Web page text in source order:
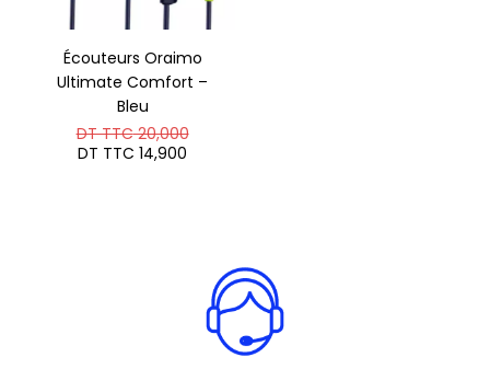
Écouteurs Oraimo
Ultimate Comfort –
Bleu
DT TTC20,000Le
DT TTC 14,900